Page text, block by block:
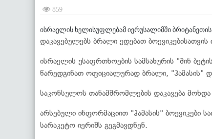
859
ისრაელის ხელისუფლებამ იერუსალიმში
დაკავებულებს ბრალი ედებათ ბოევიკებისათვის
ისრაელის უსაფრთხოების სამსახურის "შინ
წარედგინათ ოფიციალურად ბრალი, "ჰამასის"
საკონსულოს თანამშრომლების დაკავება
არსებული ინფორმაციით "ჰამასის" ბოევიკები
სარაკეტო იერიშს გეგმავდნენ.